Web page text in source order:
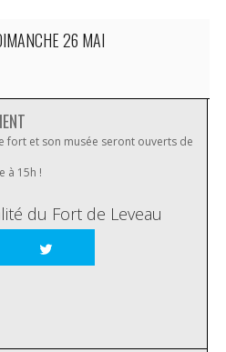
26 MAI
fort et son musée seront ouverts de
à 15h !
du Fort de Leveau